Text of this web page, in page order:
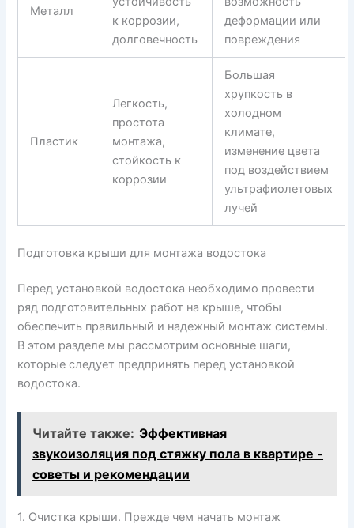
Металл
к коррозии,
долговечность
деформации или
повреждения
Пластик
Легкость,
простота
монтажа,
стойкость к
коррозии
Большая
хрупкость в
холодном
климате,
изменение цвета
под воздействием
ультрафиолетовых
лучей
Подготовка крыши для монтажа водостока
Перед установкой водостока необходимо провести
ряд подготовительных работ на крыше, чтобы
обеспечить правильный и надежный монтаж системы.
В этом разделе мы рассмотрим основные шаги,
которые следует предпринять перед установкой
водостока.
Читайте также: Эффективная
звукоизоляция под стяжку пола в квартире -
советы и рекомендации
1. Очистка крыши. Прежде чем начать монтаж